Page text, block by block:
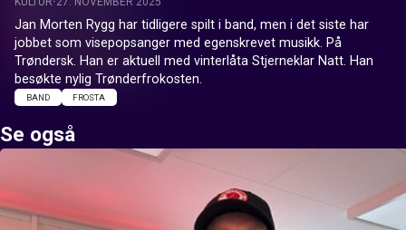
Jan Morten Rygg har tidligere spilt i band, men i det siste har
jobbet som visepopsanger med egenskrevet musikk. På
Trøndersk. Han er aktuell med vinterlåta Stjerneklar Natt. Han
besøkte nylig Trønderfrokosten.
BAND FROSTA
Se også